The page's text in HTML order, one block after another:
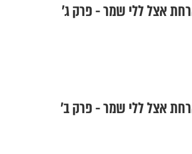
אצל ללי שמר - פרק ג'
אצל ללי שמר - פרק ב'